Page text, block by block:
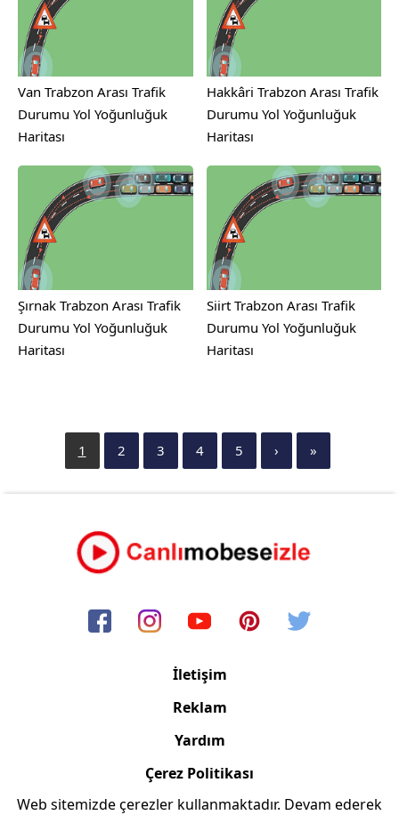
Van Trabzon Arası Trafik
Durumu Yol Yoğunluğuk
Haritası
Hakkâri Trabzon Arası Trafik
Durumu Yol Yoğunluğuk
Haritası
Şırnak Trabzon Arası Trafik
Durumu Yol Yoğunluğuk
Haritası
Siirt Trabzon Arası Trafik
Durumu Yol Yoğunluğuk
Haritası
1 2 3 4 5 › »
İletişim
Reklam
Yardım
Çerez Politikası
Web sitemizde çerezler kullanmaktadır. Devam ederek